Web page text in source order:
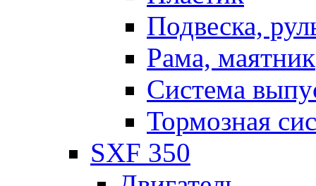
Подвеска,
Рама, маятник
Система
Тормозная
SXF 350